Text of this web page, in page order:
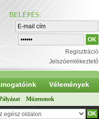
BELÉPÉS:
Regisztráció
Jelszóemlékeztető
Vélemények
Múzeumok